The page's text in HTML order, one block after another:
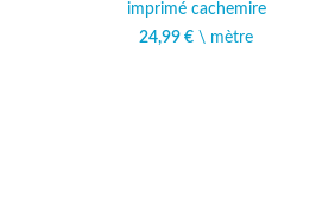
imprimé cachemire
24,99 € \ mètre